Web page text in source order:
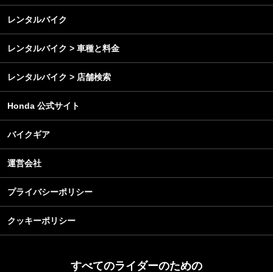
レンタルバイク
レンタルバイク > 車種と料金
レンタルバイク > 店舗検索
Honda 公式サイト
バイクギア
運営会社
プライバシーポリシー
クッキーポリシー
すべてのライダーのための